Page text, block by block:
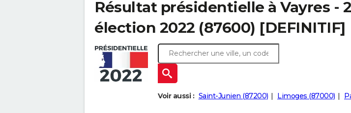
Résultat présidentielle à Vayres -
élection 2022 (87600) [DEFINITIF]
Voir aussi : Saint-Junien (87200) Limoges (87000)